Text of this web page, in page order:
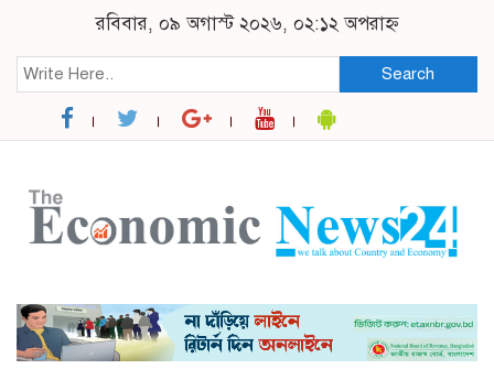
রবিবার, ০৯ অগাস্ট ২০২৬, ০২:১২ অপরাহ্ন
Search